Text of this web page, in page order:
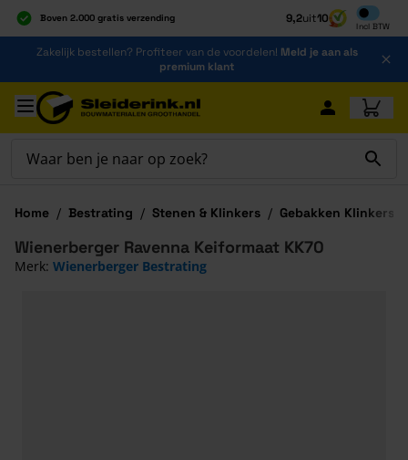
Boven 2.000 gratis verzending
Al 40 jaar dé specialist
Alles onder één dak
9,2uit10
Incl BTW
Inclusief
Ga naar de inhoud
Zakelijk bestellen? Profiteer van de voordelen! Meld je aan als
premium klant
Ga naar hoofdinhoud
Home / Bestrating / Stenen & Klinkers / Gebakken Klinkers
Wienerberger Ravenna Keiformaat KK70
Merk: Wienerberger Bestrating